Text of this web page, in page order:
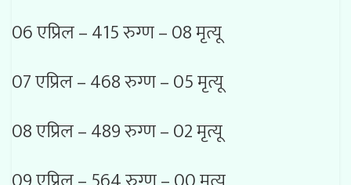
06 एप्रिल – 415 रुग्ण – 08 मृत्यू
07 एप्रिल – 468 रुग्ण – 05 मृत्यू
08 एप्रिल – 489 रुग्ण – 02 मृत्यू